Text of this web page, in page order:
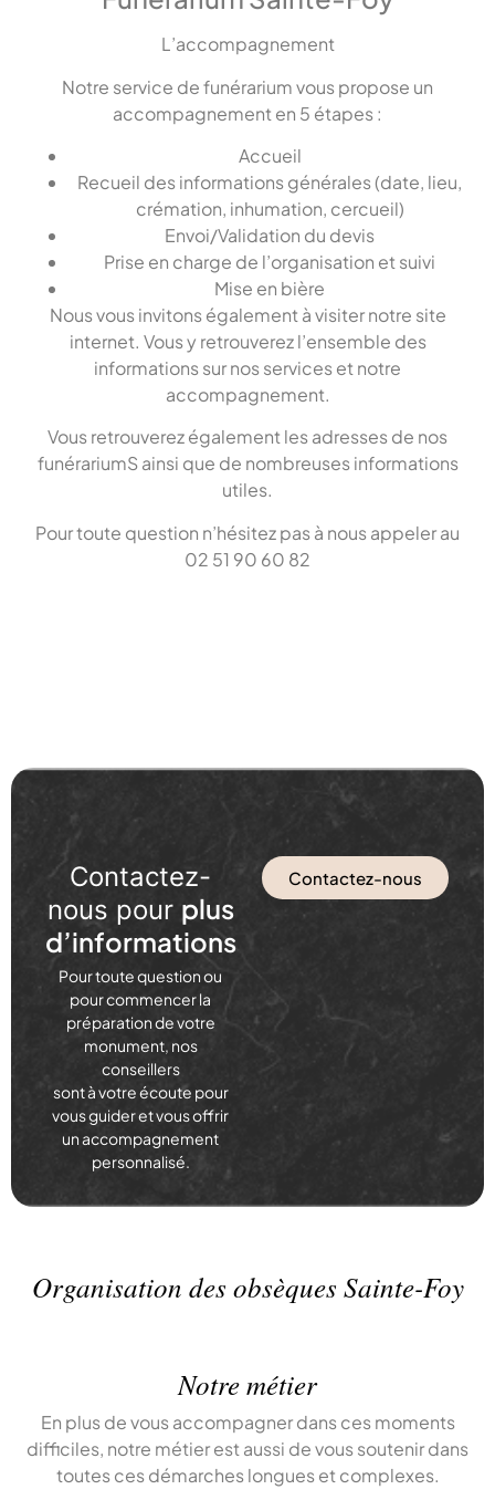
L’accompagnement
Notre service de funérarium vous propose un
accompagnement en 5 étapes :
Accueil
Recueil des informations générales (date, lieu,
crémation, inhumation, cercueil)
Envoi/Validation du devis
Prise en charge de l’organisation et suivi
Mise en bière
Nous vous invitons également à visiter notre site
internet. Vous y retrouverez l’ensemble des
informations sur nos services et notre
accompagnement.
Vous retrouverez également les adresses de nos
funérariumS ainsi que de nombreuses informations
utiles.
Pour toute question n’hésitez pas à nous appeler au
02 51 90 60 82
Contactez-
nous pour plus
d’informations
Pour toute question ou
pour commencer la
préparation de votre
monument, nos
conseillers
sont à votre écoute pour
vous guider et vous offrir
un accompagnement
personnalisé.
Contactez-nous
Organisation des obsèques Sainte-Foy
Notre métier
En plus de vous accompagner dans ces moments
difficiles, notre métier est aussi de vous soutenir dans
toutes ces démarches longues et complexes.